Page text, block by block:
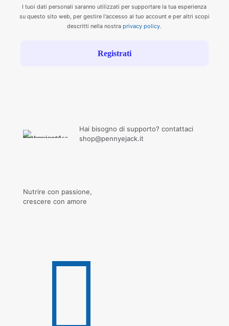
I tuoi dati personali saranno utilizzati per supportare la tua esperienza
su questo sito web, per gestire l'accesso al tuo account e per altri scopi
descritti nella nostraprivacy policy.
Registrati
Hai bisogno di supporto? contattaci
shop@pennyejack.it
Nutrire con passione,
crescere con amore